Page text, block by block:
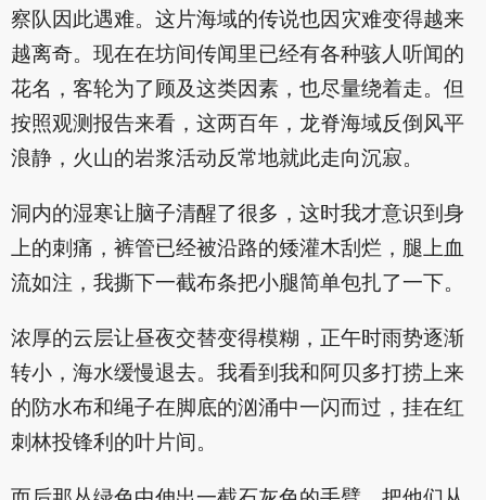
察队因此遇难。这片海域的传说也因灾难变得越来
越离奇。现在在坊间传闻里已经有各种骇人听闻的
花名，客轮为了顾及这类因素，也尽量绕着走。但
按照观测报告来看，这两百年，龙脊海域反倒风平
浪静，火山的岩浆活动反常地就此走向沉寂。
洞内的湿寒让脑子清醒了很多，这时我才意识到身
上的刺痛，裤管已经被沿路的矮灌木刮烂，腿上血
流如注，我撕下一截布条把小腿简单包扎了一下。
浓厚的云层让昼夜交替变得模糊，正午时雨势逐渐
转小，海水缓慢退去。我看到我和阿贝多打捞上来
的防水布和绳子在脚底的汹涌中一闪而过，挂在红
刺林投锋利的叶片间。